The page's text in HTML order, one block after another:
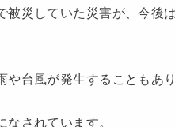
災していた災害が、今後
台風が発生することもあり
されています。